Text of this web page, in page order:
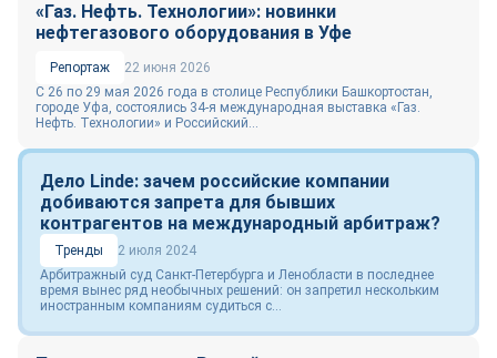
«Газ. Нефть. Технологии»: новинки
нефтегазового оборудования в Уфе
Репортаж
22 июня 2026
С 26 по 29 мая 2026 года в столице Республики Башкортостан,
городе Уфа, состоялись 34-я международная выставка «Газ.
Нефть. Технологии» и Российский...
Дело Linde: зачем российские компании
добиваются запрета для бывших
контрагентов на международный арбитраж?
Тренды
2 июля 2024
Арбитражный суд Санкт-Петербурга и Ленобласти в последнее
время вынес ряд необычных решений: он запретил нескольким
иностранным компаниям судиться с...